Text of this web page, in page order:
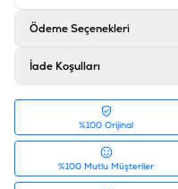
ferahlık bırakır. Petek
tahriş etmeden
sonrası veya banyo
olan bu ürün, pratik ve
arayanlar için idealdir.
sayesinde 50 adet
kadar nemini ve
Ürün Filtreleri
Ödeme Seçenekleri
İade Koşulları
%100 Orijinal
%100 Mutlu Müşteriler